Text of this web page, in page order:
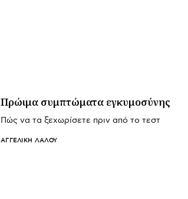
Πρώιμα συμπτώματα εγκυμοσύνης
Πώς να τα ξεχωρίσετε πριν από το τεστ
ΑΓΓΕΛΙΚΉ ΛΆΛΟΥ